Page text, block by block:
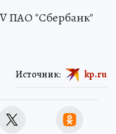
ПАО "Сбербанк"
Источник: kp.ru